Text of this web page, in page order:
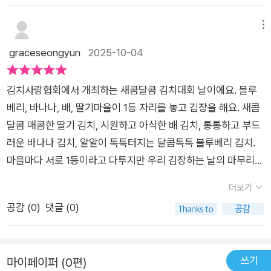
평스타그램 #책스타그램 #김치
양념보다는 과일에 집중해서 그림책을 보게 됩니다. 그렇다면,
그림책에서 확인해 보세요. 그렇게 김치를 안 먹던 아이는 지금
두기를 이제는 하나는 꼭 먹으려고 하고무피클도 안 먹던 아인데
피클은 이제 곧잘 먹습니다.국물의 온갖 파를 건져내던 아이인데,
이제는 두툼하게 썬 파도 잘 먹어요. 음식에 대한 거부감이 큰
아이일수록,이렇게 그림책을 통해 음식에 대한 간접경험을 높여
주고아주 잘게 쪼개서 손톱 하나 정도씩 먹는 경험만 쌓여도더 잘
요.이 책에 푹 꽂힌 어떤 아이의 집에서 푹 익은 다음에야 제 품에
graceseongyun 2025-10-04
김치사랑협회에서 개최하는 새콤달콤 김치대회 날이에요. 블루
베리, 바나나, 배, 딸기마을이 1등 자리를 놓고 김장을 해요. 새콤
달콤 매콤한 딸기 김치, 시원하고 아삭한 배 김치, 통통하고 부드
러운 바나나 김치, 알알이 톡툭터지는 달콤톡톡 블루베리 김치.
마을마다 서로 1등이라고 다투지만 우리 김장하는 날의 마무리가
상상하며 즐거웠고 만화처럼 칸칸 나눈 페이지가 재밌었어요.
더보기
공감 (0) 댓글 (0)
마이페이퍼 (0편) 쓰기